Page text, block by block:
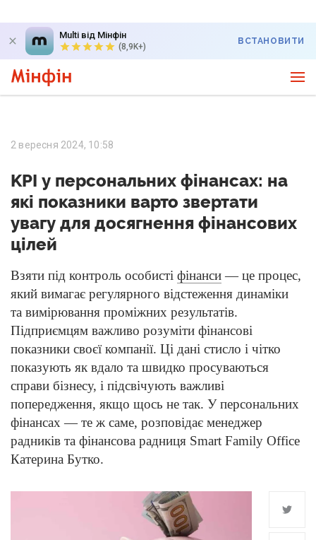
Multi від Мінфін
(8,9K+)
ВСТАНОВИТИ
2 вересня 2024, 10:58
KPI у персональних фінансах: на
які показники варто звертати
увагу для досягнення фінансових
цілей
Взяти під контроль особисті фінанси— це процес,
який вимагає регулярного відстеження динаміки
та вимірювання проміжних результатів.
Підприємцям важливо розуміти фінансові
показники своєї компанії. Ці дані стисло і чітко
показують як вдало та швидко просуваються
справи бізнесу, і підсвічують важливі
попередження, якщо щось не так. У персональних
фінансах — те ж саме, розповідає менеджер
радників та фінансова радниця Smart Family Office
Катерина Бутко.